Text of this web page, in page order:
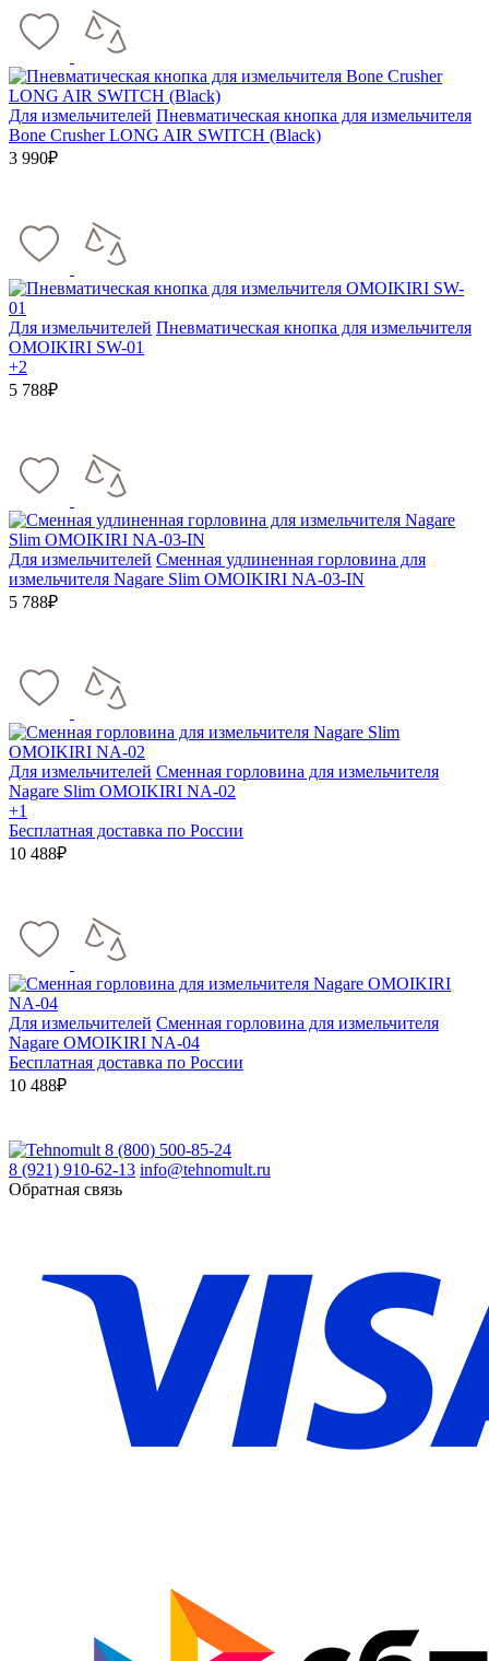
Для измельчителей Пневматическая кнопка для измельчителя
Bone Crusher LONG AIR SWITCH (Black)
3 990₽
Для измельчителей Пневматическая кнопка для измельчителя
OMOIKIRI SW-01
+2
5 788₽
Для измельчителей Сменная удлиненная горловина для
измельчителя Nagare Slim OMOIKIRI NA-03-IN
5 788₽
Для измельчителей Сменная горловина для измельчителя
Nagare Slim OMOIKIRI NA-02
+1
Бесплатная доставка по России
10 488₽
Для измельчителей Сменная горловина для измельчителя
Nagare OMOIKIRI NA-04
Бесплатная доставка по России
10 488₽
8 (800) 500-85-24
8 (921) 910-62-13 info@tehnomult.ru
Обратная связь